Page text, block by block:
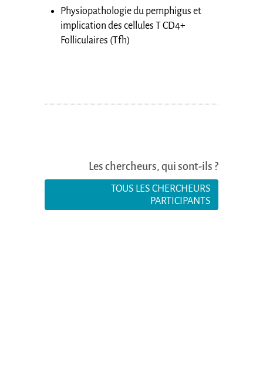
Physiopathologie du pemphigus et
implication des cellules T CD4+
Folliculaires (Tfh)
Les chercheurs, qui sont-ils ?
TOUS LES CHERCHEURS
PARTICIPANTS